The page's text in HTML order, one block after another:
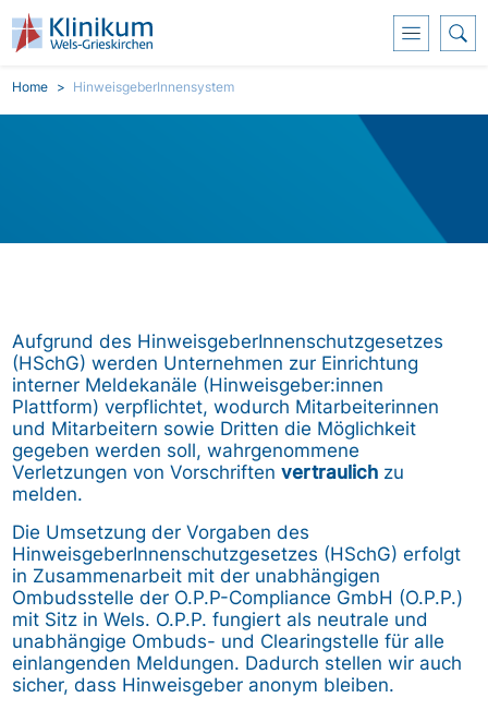
Skoči na glavni sadržaj
Breadcrumb
Home HinweisgeberInnensystem
Aufgrund des HinweisgeberInnenschutzgesetzes
(HSchG) werden Unternehmen zur Einrichtung
interner Meldekanäle (Hinweisgeber:innen
Plattform) verpflichtet, wodurch Mitarbeiterinnen
und Mitarbeitern sowie Dritten die Möglichkeit
gegeben werden soll, wahrgenommene
Verletzungen von Vorschriftenvertraulich zu
melden.
Die Umsetzung der Vorgaben des
HinweisgeberInnenschutzgesetzes (HSchG) erfolgt
in Zusammenarbeit mit der unabhängigen
Ombudsstelle der O.P.P-Compliance GmbH (O.P.P.)
mit Sitz in Wels. O.P.P. fungiert als neutrale und
unabhängige Ombuds- und Clearingstelle für alle
einlangenden Meldungen. Dadurch stellen wir auch
sicher, dass Hinweisgeber anonym bleiben.